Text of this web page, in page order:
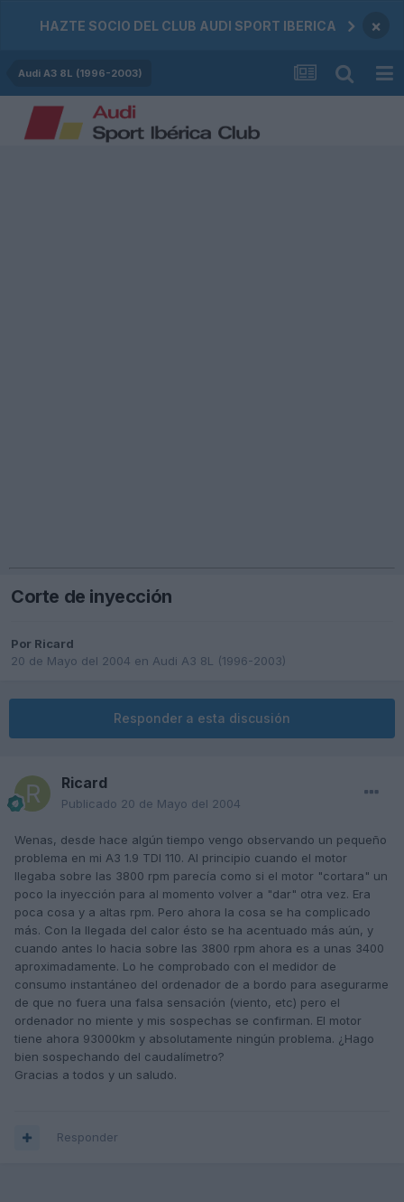
HAZTE SOCIO DEL CLUB AUDI SPORT IBERICA ×
Audi A3 8L (1996-2003)
Corte de inyección
Por Ricard
20 de Mayo del 2004 en Audi A3 8L (1996-2003)
Responder a esta discusión
Ricard
Publicado 20 de Mayo del 2004
Wenas, desde hace algún tiempo vengo observando un pequeño
problema en mi A3 1.9 TDI 110. Al principio cuando el motor
llegaba sobre las 3800 rpm parecía como si el motor "cortara" un
poco la inyección para al momento volver a "dar" otra vez. Era
poca cosa y a altas rpm. Pero ahora la cosa se ha complicado
más. Con la llegada del calor ésto se ha acentuado más aún, y
cuando antes lo hacia sobre las 3800 rpm ahora es a unas 3400
aproximadamente. Lo he comprobado con el medidor de
consumo instantáneo del ordenador de a bordo para asegurarme
de que no fuera una falsa sensación (viento, etc) pero el
ordenador no miente y mis sospechas se confirman. El motor
tiene ahora 93000km y absolutamente ningún problema. ¿Hago
bien sospechando del caudalímetro?
Gracias a todos y un saludo.
Responder